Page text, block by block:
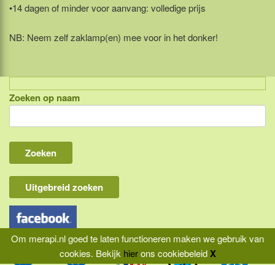
Om merapi.nl goed te laten functioneren maken we gebruik van
cookies. Bekijk hierons cookiebeleidX
•14 dagen of minder voor aanvang: volledige prijs
NB: Neem zelf zaklamp(en) mee voor in het donker!
Indonesië, eilandcombinaties
Bali
Lombok
Flores & Komodo
Overige Sunda eilanden
Java
Kalimantan
Zoeken op naam
Uitgebreid zoeken